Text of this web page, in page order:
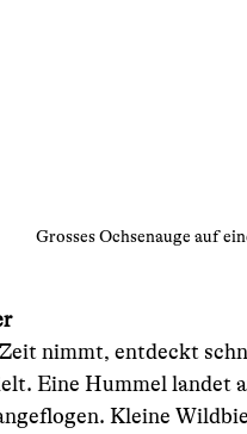
Grosses Ochsenauge auf
nimmt, entdeckt
Eine Hummel landet
Kleine